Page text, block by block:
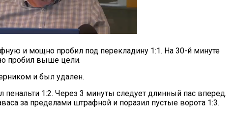
и мощно пробил под перекладину 1:1. На 30-й минуте
пробил выше цели.
и был удален.
пенальти 1:2. Через 3 минуты следует длинный пас вперед.
за пределами штрафной и поразил пустые ворота 1:3.